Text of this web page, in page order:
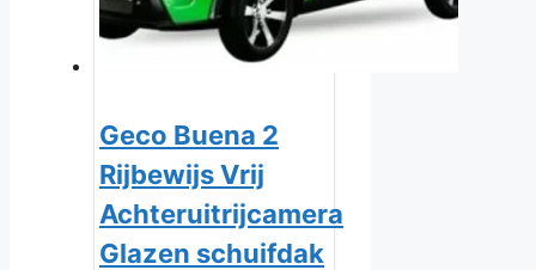
Geco Buena 2
Rijbewijs Vrij
Achteruitrijcamera
Glazen schuifdak